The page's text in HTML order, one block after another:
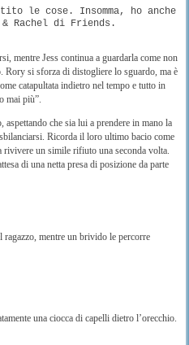
le cose. Insomma, ho anche
& Rachel di Friends.
mentre Jess continua a guardarla come non
Rory si sforza di distogliere lo sguardo, ma è
catapultata indietro nel tempo e tutto in
mai più”.
che sia lui a prendere in mano la
Ricorda il loro ultimo bacio come
rivivere un simile rifiuto una seconda volta.
di una netta presa di posizione da parte
ragazzo, mentre un brivido le percorre
una ciocca di capelli dietro l’orecchio.